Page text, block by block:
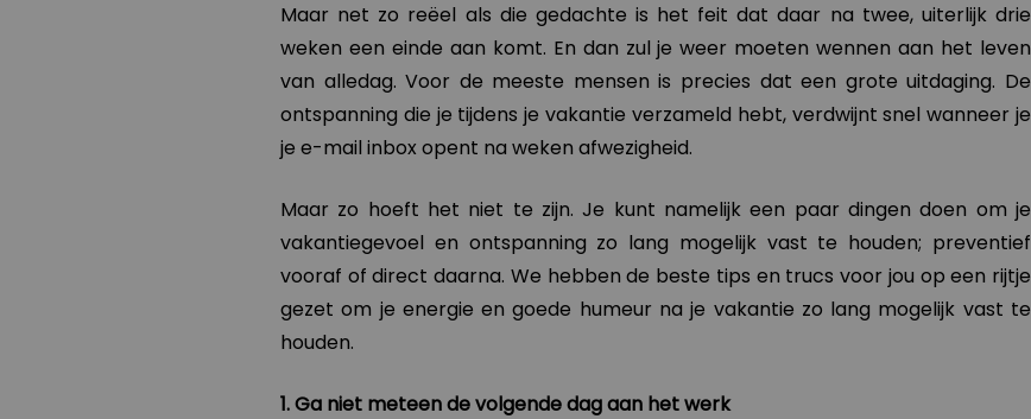
Maar net zo reëel als die gedachte is het feit dat daar na twee, uiterlijk drie
weken een einde aan komt. En dan zul je weer moeten wennen aan het leven
van alledag. Voor de meeste mensen is precies dat een grote uitdaging. De
ontspanning die je tijdens je vakantie verzameld hebt, verdwijnt snel wanneer je
je e-mail inbox opent na weken afwezigheid.
Maar zo hoeft het niet te zijn. Je kunt namelijk een paar dingen doen om je
vakantiegevoel en ontspanning zo lang mogelijk vast te houden; preventief
vooraf of direct daarna. We hebben de beste tips en trucs voor jou op een rijtje
gezet om je energie en goede humeur na je vakantie zo lang mogelijk vast te
houden.
1. Ga niet meteen de volgende dag aan het werk